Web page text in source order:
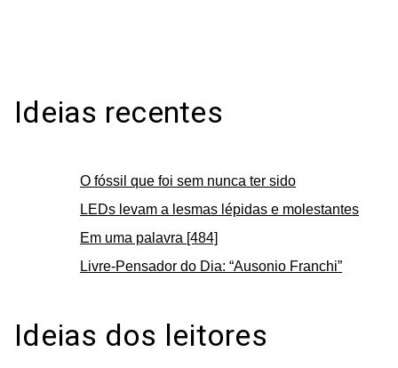
Ideias recentes
O fóssil que foi sem nunca ter sido
LEDs levam a lesmas lépidas e molestantes
Em uma palavra [484]
Livre-Pensador do Dia: “Ausonio Franchi”
Ideias dos leitores